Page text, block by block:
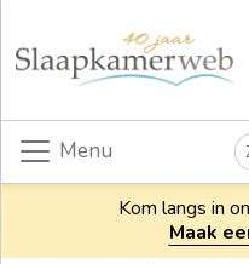
Menu
Kom langs in
Maak